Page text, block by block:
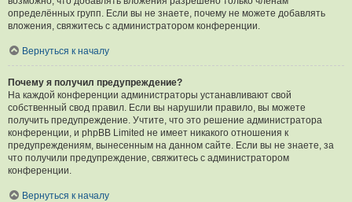
определённых групп. Если вы не знаете, почему не можете добавлять
вложения, свяжитесь с администратором конференции.
Вернуться к началу
Почему я получил предупреждение?
На каждой конференции администраторы устанавливают свой
собственный свод правил. Если вы нарушили правило, вы можете
получить предупреждение. Учтите, что это решение администратора
конференции, и phpBB Limited не имеет никакого отношения к
предупреждениям, вынесенным на данном сайте. Если вы не знаете, за
что получили предупреждение, свяжитесь с администратором
конференции.
Вернуться к началу